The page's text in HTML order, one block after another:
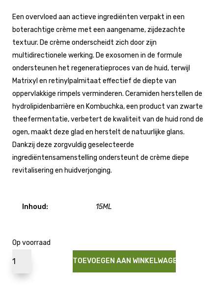
Een overvloed aan actieve ingrediënten verpakt in een
boterachtige crème met een aangename, zijdezachte
textuur. De crème onderscheidt zich door zijn
multidirectionele werking. De exosomen in de formule
ondersteunen het regeneratieproces van de huid, terwijl
Matrixyl en retinylpalmitaat effectief de diepte van
oppervlakkige rimpels verminderen. Ceramiden herstellen de
hydrolipidenbarrière en Kombuchka, een product van zwarte
theefermentatie, verbetert de kwaliteit van de huid rond de
ogen, maakt deze glad en herstelt de natuurlijke glans.
Dankzij deze zorgvuldig geselecteerde
ingrediëntensamenstelling ondersteunt de crème diepe
revitalisering en huidverjonging.
Inhoud: 15ML
Op voorraad
TOEVOEGEN AAN WINKELWAGEN